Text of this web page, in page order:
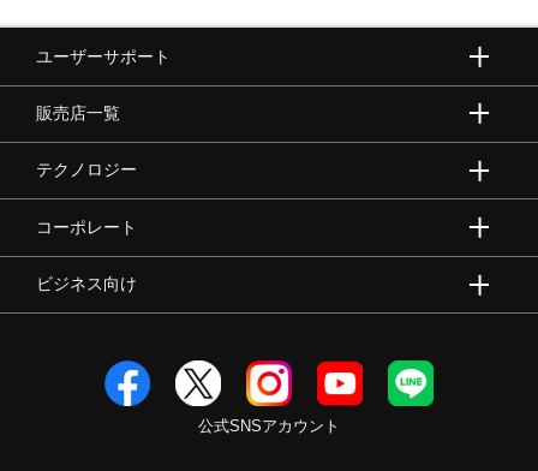
ユーザーサポート
販売店一覧
テクノロジー
コーポレート
ビジネス向け
公式SNSアカウント